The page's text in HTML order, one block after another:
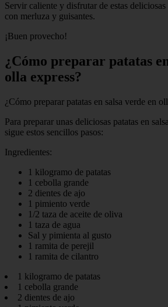
Servir caliente y disfrutar de estas deliciosas
con merluza y guisantes.
¡Buen provecho!
¿Cómo preparar patatas
olla express?
¿Cómo preparar patatas en salsa verde en
Para preparar unas deliciosas patatas en
sigue estos sencillos pasos:
Ingredientes:
1 kilogramo de patatas
1 cebolla grande
2 dientes de ajo
1 pimiento verde
1/2 taza de aceite de oliva
1 taza de agua
Sal y pimienta al gusto
1 ramita de perejil
1 ramita de cilantro
1 kilogramo de patatas
1 cebolla grande
2 dientes de ajo